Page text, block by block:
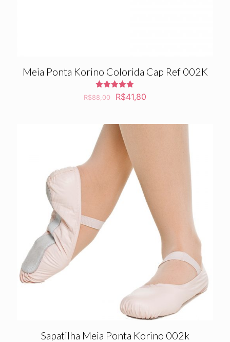
Meia Ponta Korino Colorida Cap Ref 002K
Avaliação
5.00
R$88,00
O
era:
R$88,00.
R$41,80
é:
Sapatilha Meia Ponta Korino 002k